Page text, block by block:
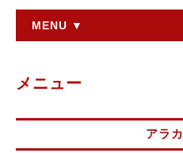
MENU ▼
メニュー
アラ